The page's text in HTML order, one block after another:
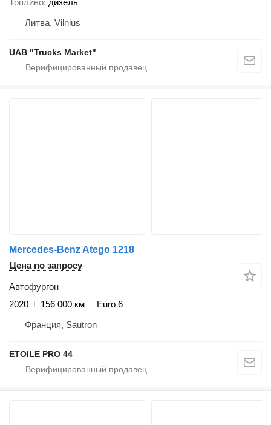
Топливо дизель
Литва, Vilnius
UAB "Trucks Market"
Mercedes-Benz Atego 1218
Цена по запросу
Автофургон
2020
156 000 км
Euro 6
Франция, Sautron
ETOILE PRO 44